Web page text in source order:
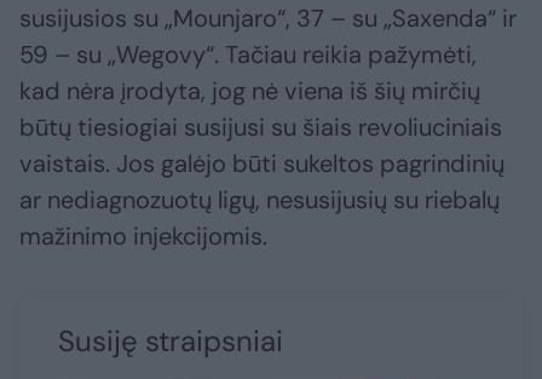
susijusios su „Mounjaro“, 37 – su „Saxenda“ ir
59 – su „Wegovy“. Tačiau reikia pažymėti,
kad nėra įrodyta, jog nė viena iš šių mirčių
būtų tiesiogiai susijusi su šiais revoliuciniais
vaistais. Jos galėjo būti sukeltos pagrindinių
ar nediagnozuotų ligų, nesusijusių su riebalų
mažinimo injekcijomis.
Susiję straipsniai